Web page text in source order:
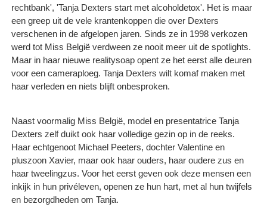
rechtbank', 'Tanja Dexters start met alcoholdetox'. Het is maar
een greep uit de vele krantenkoppen die over Dexters
verschenen in de afgelopen jaren. Sinds ze in 1998 verkozen
werd tot Miss België verdween ze nooit meer uit de spotlights.
Maar in haar nieuwe realitysoap opent ze het eerst alle deuren
voor een cameraploeg. Tanja Dexters wilt komaf maken met
haar verleden en niets blijft onbesproken.
Naast voormalig Miss België, model en presentatrice Tanja
Dexters zelf duikt ook haar volledige gezin op in de reeks.
Haar echtgenoot Michael Peeters, dochter Valentine en
pluszoon Xavier, maar ook haar ouders, haar oudere zus en
haar tweelingzus. Voor het eerst geven ook deze mensen een
inkijk in hun privéleven, openen ze hun hart, met al hun twijfels
en bezorgdheden om Tanja.